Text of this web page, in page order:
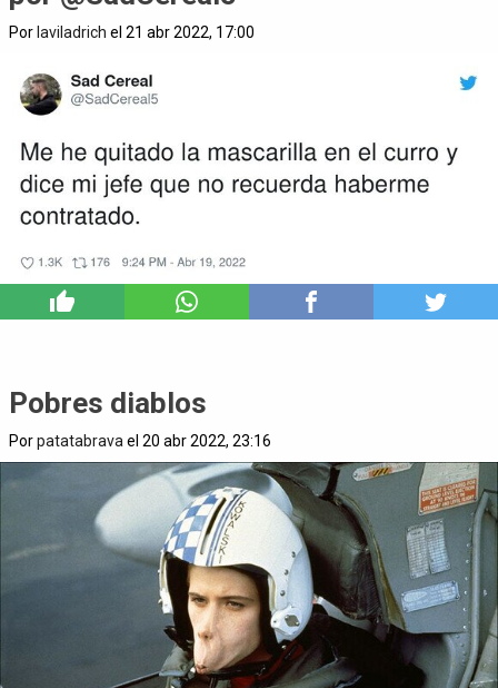
Por laviladrich el 21 abr 2022, 17:00
Pobres diablos
Porpatatabrava el 20 abr 2022, 23:16